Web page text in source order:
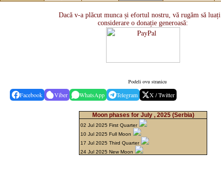
Dacă v-a plăcut munca și efortul nostru, vă rugăm să
considerare o donație generoasă:
Podeli ovu stranicu
Facebook Viber WhatsApp Telegram X / Twitter
Moon phases for July , 2025 (Serbia)
02 Jul 2025 First Quarter
10 Jul 2025 Full Moon
17 Jul 2025 Third Quarter
24 Jul 2025 New Moon